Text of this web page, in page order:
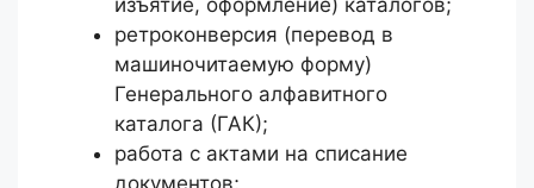
изъятие, оформление) каталогов;
ретроконверсия (перевод в
машиночитаемую форму)
Генерального алфавитного
каталога (ГАК);
работа с актами на списание
документов;